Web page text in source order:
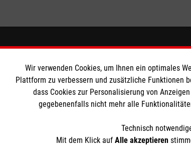
Informationen
Impressum
Datenschutz
Barrierefreiheit
Ansprechpersonen
Wir verwenden Cookies, um Ihnen ein optimales
Plattform zu verbessern und zusätzliche Funktionen
dass Cookies zur Personalisierung von
gegebenenfalls nicht mehr alle
Technisch
Mit dem Klick auf Alle akzeptieren